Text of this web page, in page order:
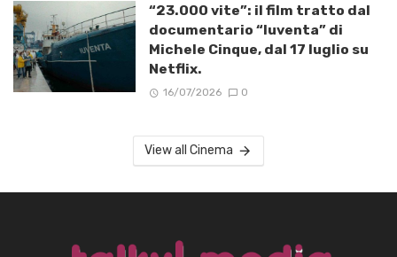
“23.000 vite”: il film tratto dal
documentario “Iuventa” di
Michele Cinque, dal 17 luglio su
Netflix.
16/07/2026 0
View all Cinema